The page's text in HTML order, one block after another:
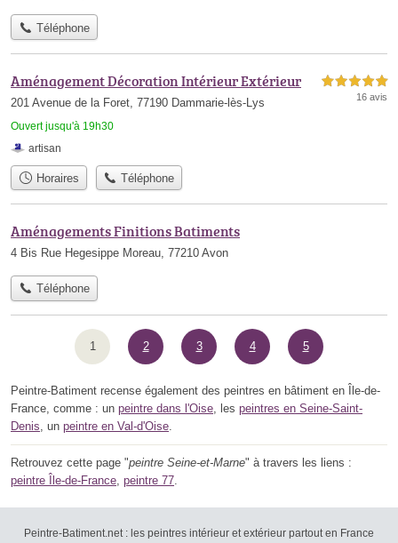
Téléphone
Aménagement Décoration Intérieur Extérieur
201 Avenue de la Foret, 77190 Dammarie-lès-Lys
Ouvert jusqu'à 19h30
5,0 étoiles sur 5
16 avis
artisan
Horaires Téléphone
Aménagements Finitions Batiments
4 Bis Rue Hegesippe Moreau, 77210 Avon
Téléphone
1 2 3 4 5
Peintre-Batiment recense également des peintres en bâtiment en Île-de-
France, comme : un peintre dans l'Oise , les peintres en Seine-Saint-
Denis , un peintre en Val-d'Oise
Retrouvez cette page "peintre Seine-et-Marne" à travers les liens :
peintre Île-de-France peintre 77
Peintre-Batiment.net : les peintres intérieur et extérieur partout en France